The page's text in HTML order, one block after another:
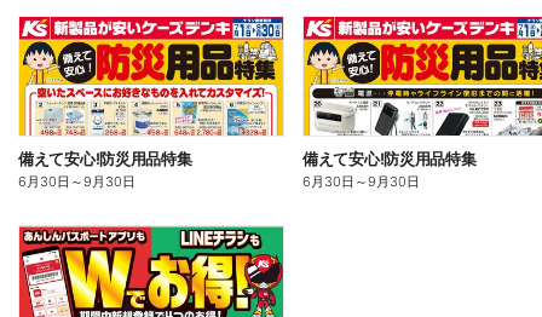
備えて安心!防災用品特集
6月30日 ～9月30日
備えて安心!防災用品特集
6月30日 ～9月30日